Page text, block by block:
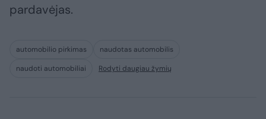
pardavėjas.
automobilio pirkimas
naudotas automobilis
naudoti automobiliai
Rodyti daugiau žymių